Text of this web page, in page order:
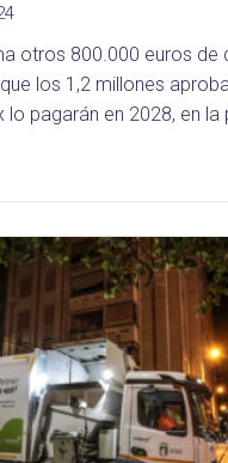
otros 800.000 euros de
los 1,2 millones
lo pagarán en 2028, en la